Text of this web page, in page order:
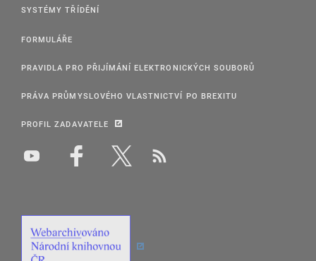
SYSTÉMY TŘÍDĚNÍ
FORMULÁŘE
PRAVIDLA PRO PŘIJÍMÁNÍ ELEKTRONICKÝCH SOUBORŮ
PRÁVA PRŮMYSLOVÉHO VLASTNICTVÍ PO BREXITU
PROFIL ZADAVATELE